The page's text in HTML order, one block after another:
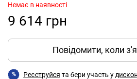
Немає в наявності
9 614 грн
Повідомити, коли
% Реєструйся та бери участь у